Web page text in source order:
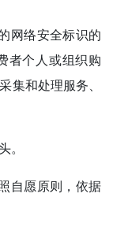
网络安全标识的
者个人或组织购
集和处理服务、
自愿原则，依据